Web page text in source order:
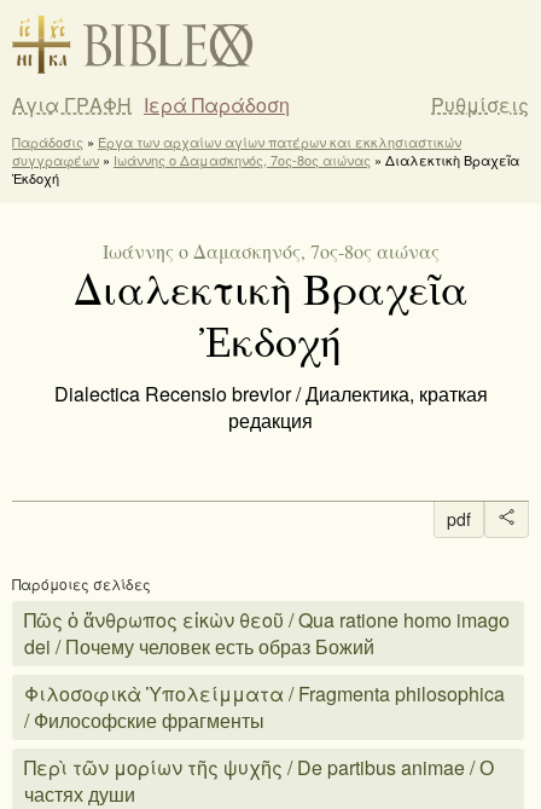
Αγια ΓΡΑΦΗ Ιερά Παράδοση Ρυθμίσεις
Παράδοσις » Έργα των αρχαίων αγίων πατέρων και εκκλησιαστικών
συγγραφέων » Ιωάννης ο Δαμασκηνός, 7ος-8ος αιώνας » Διαλεκτικὴ Βραχεῖα
Ἐκδοχή
Ιωάννης ο Δαμασκηνός, 7ος-8ος αιώνας
Διαλεκτικὴ Βραχεῖα
Ἐκδοχή
Dialectica Recensio brevior / Диалектика, краткая
редакция
pdf
Παρόμοιες σελίδες
Πῶς ὁ ἄνθρωπος εἰκὼν θεοῦ / Qua ratione homo imago
dei / Почему человек есть образ Божий
Φιλοσοφικὰ Ὑπολείμματα / Fragmenta philosophica
/ Философские фрагменты
Περὶ τῶν μορίων τῆς ψυχῆς / De partibus animae / О
частях души